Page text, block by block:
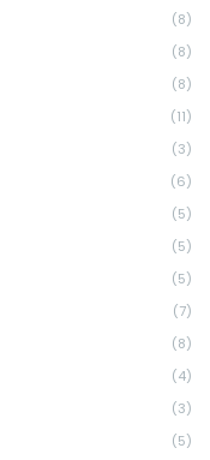
(8)
(8)
(8)
(11)
(3)
(6)
(5)
(5)
(5)
(7)
(8)
(4)
(3)
(5)